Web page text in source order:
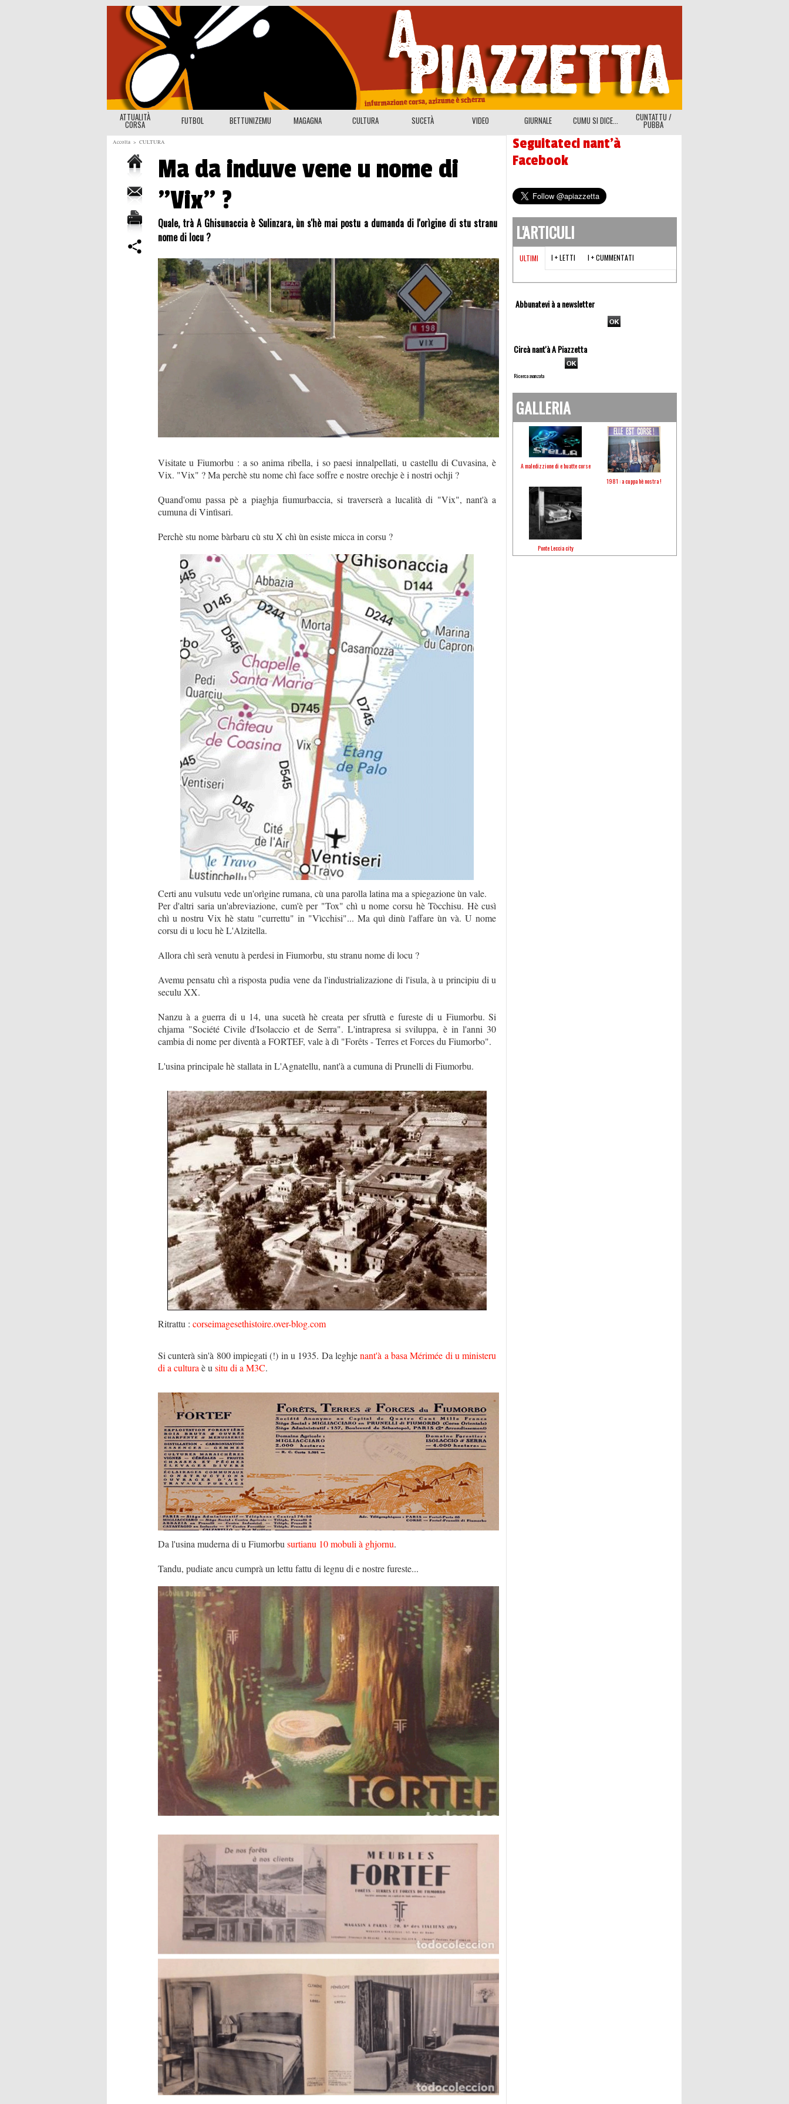
ATTUALITÀ
CORSA FUTBOL BETTUNIZEMU MAGAGNA CULTURA SUCETÀ VIDEO GIURNALE CUMU SI DICE... CUNTATTU /
PUBBA
Accolta > CULTURA
Ma da induve vene u nome di
"Vix" ?
Quale, trà A Ghisunaccia è Sulinzara, ùn s'hè mai postu a dumanda di l'orìgine di stu stranu
nome di locu ?
Visitate u Fiumorbu : a so anima ribella, i so paesi innalpellati, u castellu di Cuvasina, è
Vix. "Vix" ? Ma perchè stu nome chì face soffre e nostre orechje è i nostri ochji ?
Quand'omu passa pè a piaghja fiumurbaccia, si traverserà a lucalità di "Vix", nant'à a
cumuna di Vintìsari.
Perchè stu nome bàrbaru cù stu X chì ùn esiste micca in corsu ?
Certi anu vulsutu vede un'orìgine rumana, cù una parolla latina ma a spiegazione ùn vale.
Per d'altri saria un'abreviazione, cum'è per "Tox" chì u nome corsu hè Tòcchisu. Hè cusì
chì u nostru Vix hè statu "currettu" in "Vìcchisi"... Ma quì dinù l'affare ùn và. U nome
corsu di u locu hè L'Alzitella.
Allora chì serà venutu à perdesi in Fiumorbu, stu stranu nome di locu ?
Avemu pensatu chì a risposta pudia vene da l'industrializazione di l'isula, à u principiu di u
seculu XX.
Nanzu à a guerra di u 14, una sucetà hè creata per sfruttà e fureste di u Fiumorbu. Si
chjama "Société Civile d'Isolaccio et de Serra". L'intrapresa si sviluppa, è in l'anni 30
cambia di nome per diventà a FORTEF, vale à dì "Forêts - Terres et Forces du Fiumorbo".
L'usina principale hè stallata in L'Agnatellu, nant'à a cumuna di Prunelli di Fiumorbu.
Ritrattu : corseimagesethistoire.over-blog.com
Si cunterà sin'à 800 impiegati (!) in u 1935. Da leghjenant'à a basa Mérimée di u ministeru
di a cultura è u situ di a M3C.
Da l'usina muderna di u Fiumorbusurtianu 10 mobuli à ghjornu.
Tandu, pudiate ancu cumprà un lettu fattu di legnu di e nostre fureste...
Seguitateci nant'à
Facebook
L'ARTICULI
ULTIMI I + LETTI I + CUMMENTATI
Abbunatevi à a newsletter
Circà nant'à A Piazzetta
Ricerca avanzata
GALLERIA
A maledizzione di e buatte corse
1981 : a cuppa hè nostra !
Ponte Leccia city